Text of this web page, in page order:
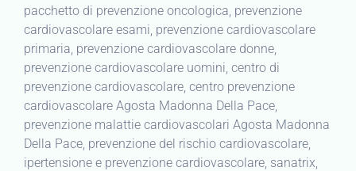
pacchetto di prevenzione oncologica, prevenzione
cardiovascolare esami, prevenzione cardiovascolare
primaria, prevenzione cardiovascolare donne,
prevenzione cardiovascolare uomini, centro di
prevenzione cardiovascolare, centro prevenzione
cardiovascolare Agosta Madonna Della Pace,
prevenzione malattie cardiovascolari Agosta Madonna
Della Pace, prevenzione del rischio cardiovascolare,
ipertensione e prevenzione cardiovascolare, sanatrix,